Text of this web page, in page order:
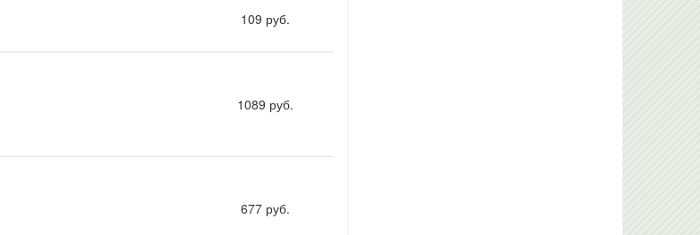
109 руб.
1089 руб.
677 руб.